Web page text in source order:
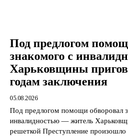
Под предлогом
знакомого с
Харьковщины
годам заключения
05.08.2026
Под предлогом помощи обворовал
инвалидностью — житель
решеткой Преступление произошло в феврале 2026 года в